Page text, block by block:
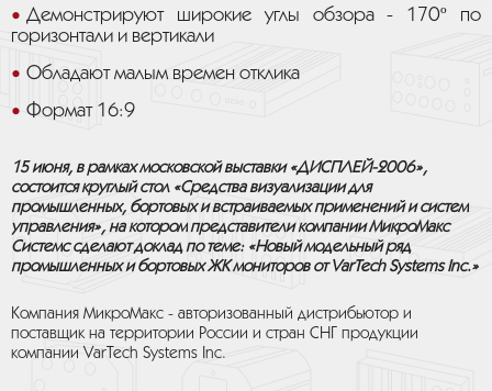
Демонстрируют широкие углы обзора - 170º по
горизонтали и вертикали
Обладают малым времен отклика
Формат 16:9
15 июня, в рамках московской выставки «ДИСПЛЕЙ-2006»,
состоится круглый стол «Средства визуализации для
промышленных, бортовых и встраиваемых применений и систем
управления», на котором представители компании МикроМакс
Системс сделают доклад по теме: «Новый модельный ряд
промышленных и бортовых ЖК мониторов от VarTech Systems Inc.»
Компания МикроМакс - авторизованный дистрибьютор и
поставщик на территории России и стран СНГ продукции
компании VarTech Systems Inc.